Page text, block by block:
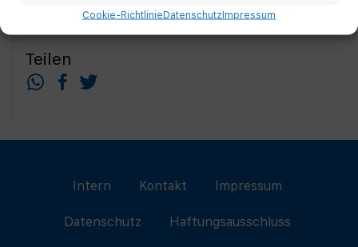
Cookie-RichtlinieDatenschutzImpressum
Teilen
Intern Kontakt Impressum
Datenschutz Haftungsausschluss